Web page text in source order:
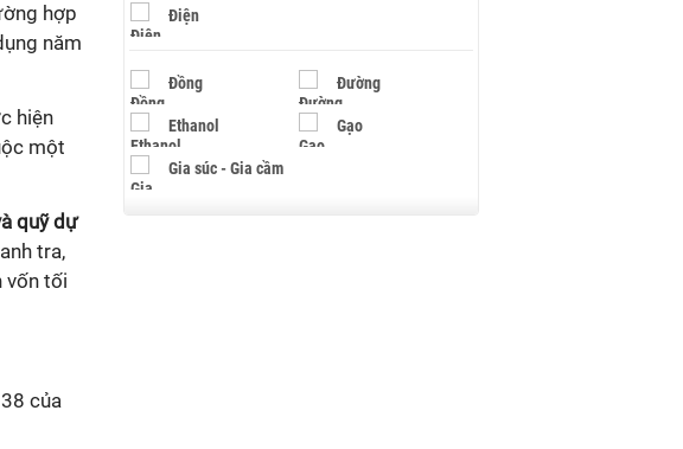
hợp
năm
hiện
một
quỹ dự
tra,
vốn tối
của
Điện
Đồng Đường
Ethanol Gạo
Gia súc - Gia cầm